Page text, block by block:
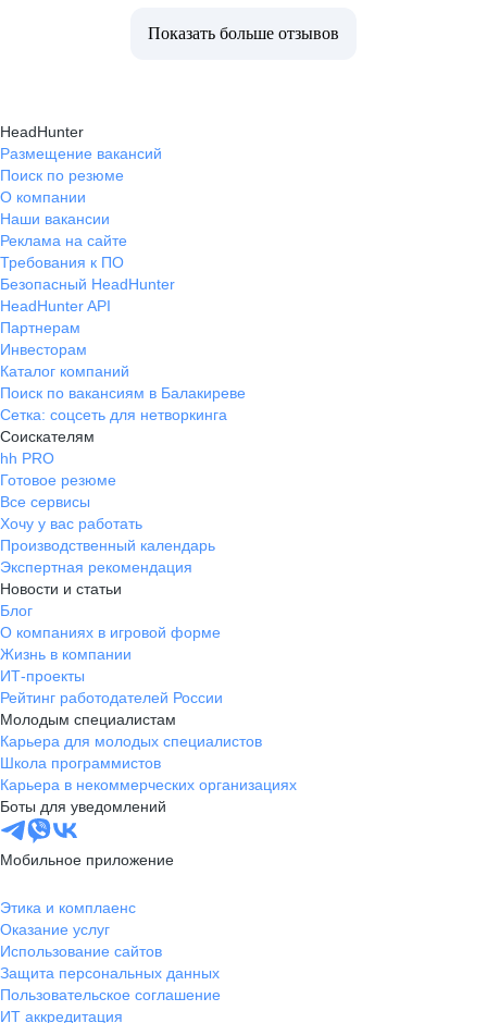
Показать больше отзывов
HeadHunter
Размещение вакансий
Поиск по резюме
О компании
Наши вакансии
Реклама на сайте
Требования к ПО
Безопасный HeadHunter
HeadHunter API
Партнерам
Инвесторам
Каталог компаний
Поиск по вакансиям в Балакиреве
Сетка: соцсеть для нетворкинга
Соискателям
hh PRO
Готовое резюме
Все сервисы
Хочу у вас работать
Производственный календарь
Экспертная рекомендация
Новости и статьи
Блог
О компаниях в игровой форме
Жизнь в компании
ИТ-проекты
Рейтинг работодателей России
Молодым специалистам
Карьера для молодых специалистов
Школа программистов
Карьера в некоммерческих организациях
Боты для уведомлений
Мобильное приложение
Этика и комплаенс
Оказание услуг
Использование сайтов
Защита персональных данных
Пользовательское соглашение
ИТ аккредитация